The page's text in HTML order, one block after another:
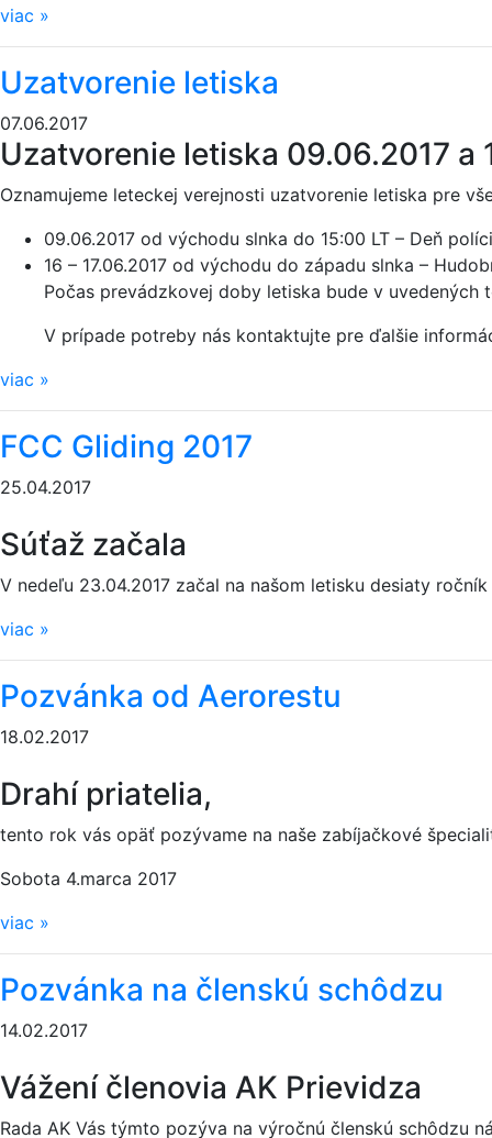
viac »
Uzatvorenie letiska
07.06.2017
Uzatvorenie letiska 09.06.2017 a
Oznamujeme leteckej verejnosti uzatvorenie letiska pre
09.06.2017 od východu slnka do 15:00 LT – Deň
16 – 17.06.2017 od východu do západu slnka –
Počas prevádzkovej doby letiska bude v uvedených
V prípade potreby nás kontaktujte pre ďalšie
viac »
FCC Gliding 2017
25.04.2017
Súťaž začala
V nedeľu 23.04.2017 začal na našom letisku desiaty
viac »
Pozvánka od Aerorestu
18.02.2017
Drahí priatelia,
tento rok vás opäť pozývame na naše zabíjačkové
Sobota 4.marca 2017
viac »
Pozvánka na členskú schôdzu
14.02.2017
Vážení členovia AK Prievidza
Rada AK Vás týmto pozýva na výročnú členskú schôdzu